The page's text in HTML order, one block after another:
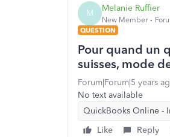
M Melanie Ruffier
New Member
QUESTION
Pour quand un
suisses, mode
Forum|Forum|5 years
No text available
QuickBooks Online -
Like
Reply